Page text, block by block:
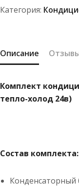
холод
Категория:
Описание
Комплект
тепло-холод 24в)
Состав комплекта:
Конденсаторный